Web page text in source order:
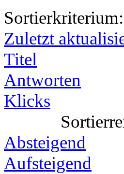
Sortierkriterium:
Zuletzt
Titel
Antworten
Klicks
Absteigend
Aufsteigend